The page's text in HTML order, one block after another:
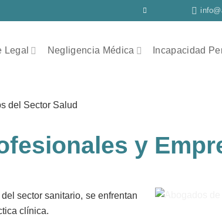
Legal Negligencia Médica Incapacidad
del Sector Salud
y
sector sanitario, se enfrentan
clínica.